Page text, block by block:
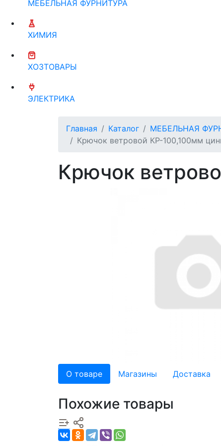
МЕБЕЛЬНАЯ ФУРНИТУРА
ХИМИЯ
ХОЗТОВАРЫ
ЭЛЕКТРИКА
Главная Каталог МЕБЕЛЬНАЯ
Крючок ветровой КР-100,100мм
Крючок
О товаре Магазины Доставка
Похожие товары